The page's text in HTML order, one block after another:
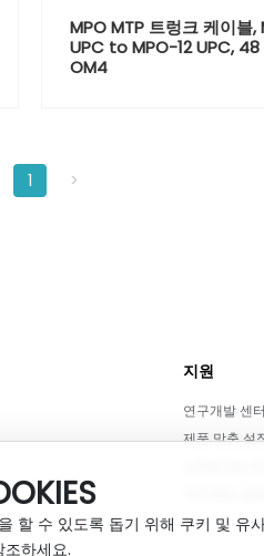
MPO MTP 트렁크 케이블,
UPC to MPO-12 UPC, 48
OM4
1 >
지원
연구개발 센터
제품 맞춤 설
수 있도록 돕기 위해 쿠키 및
조하세요.